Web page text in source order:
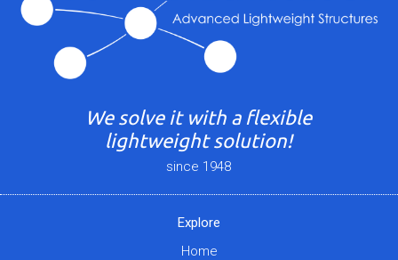
We solve it with a flexible
lightweight solution!
since 1948
Explore
Home